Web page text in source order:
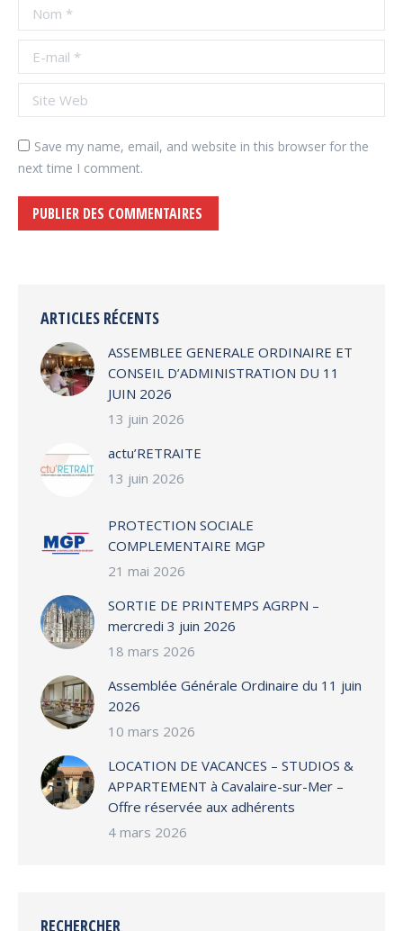
Nom *
E-mail *
Site Web
Save my name, email, and website in this browser for the
next time I comment.
PUBLIER DES COMMENTAIRES
ARTICLES RÉCENTS
ASSEMBLEE GENERALE ORDINAIRE ET
CONSEIL D’ADMINISTRATION DU 11
JUIN 2026
13 juin 2026
actu’RETRAITE
13 juin 2026
PROTECTION SOCIALE
COMPLEMENTAIRE MGP
21 mai 2026
SORTIE DE PRINTEMPS AGRPN –
mercredi 3 juin 2026
18 mars 2026
Assemblée Générale Ordinaire du 11 juin
2026
10 mars 2026
LOCATION DE VACANCES – STUDIOS &
APPARTEMENT à Cavalaire-sur-Mer –
Offre réservée aux adhérents
4 mars 2026
RECHERCHER